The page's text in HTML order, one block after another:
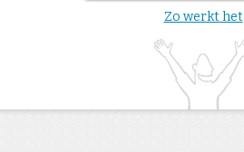
Zo werkt het